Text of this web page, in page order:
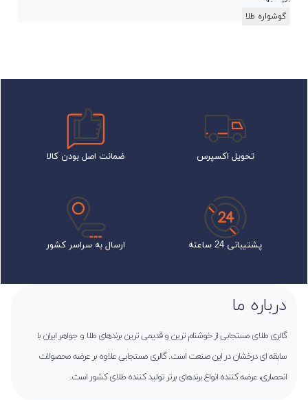
گوشواره طلا
تحویل اکسپرس ضمانت اصل بودن کالا
پشتیبانی 24 ساعته ارسال به سراسر کشور
درباره ما
گالری طلای مستجابی از خوشنام ترین و قدیمی ترین برندهای طلا و جواهر ایران با
سابقه ای درخشان در این صنعت است. گالری مستجابی علاوه بر عرضه محصولات
انحصاری، عرضه کننده انواع برندهای برتر تولید کننده طلای کشور است.